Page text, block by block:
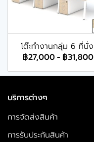
โต๊ะทำงานกลุ่ม 6 ที่นั่ง
฿27,000- ฿31,800
บริการต่างๆ
การจัดส่งสินค้า
การรับประกันสินค้า